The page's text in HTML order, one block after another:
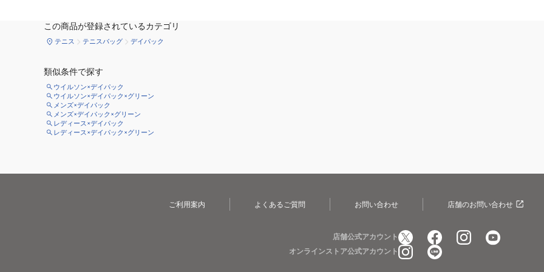
この商品が登録されているカテゴリ
テニス テニスバッグ デイパック
類似条件で探す
ウイルソン×デイパック
ウイルソン×デイパック×グリーン
メンズ×デイパック
メンズ×デイパック×グリーン
レディース×デイパック
レディース×デイパック×グリーン
ご利用案内 よくあるご質問 お問い合わせ 店舗のお問い合わせ
店舗公式アカウント
オンラインストア公式アカウント